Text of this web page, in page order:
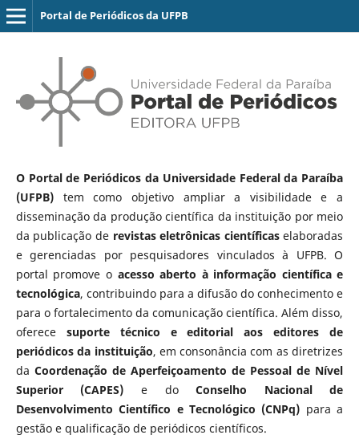
Portal de Periódicos da UFPB
O Portal de Periódicos da Universidade Federal da Paraíba
(UFPB)tem como objetivo ampliar a visibilidade e a
disseminação da produção científica da instituição por meio
da publicação de revistas eletrônicas científicaselaboradas
e gerenciadas por pesquisadores vinculados à UFPB. O
portal promove o acesso aberto à informação científica e
tecnológica, contribuindo para a difusão do conhecimento e
para o fortalecimento da comunicação científica. Além disso,
oferece suporte técnico e editorial aos editores de
periódicos da instituição, em consonância com as diretrizes
da Coordenação de Aperfeiçoamento de Pessoal de Nível
Superior (CAPES) e doConselho Nacional de
Desenvolvimento Científico e Tecnológico (CNPq) para a
gestão e qualificação de periódicos científicos.